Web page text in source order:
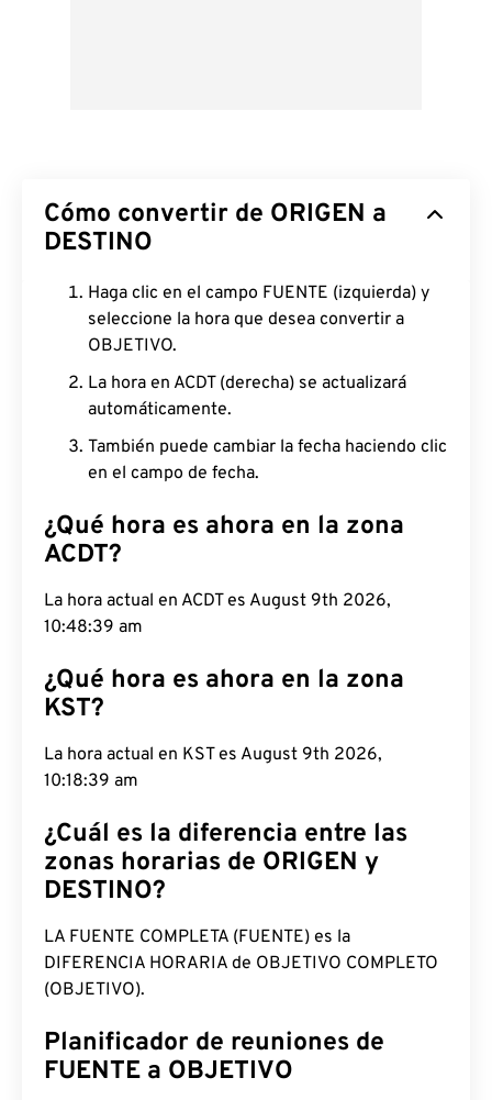
Cómo convertir de ORIGEN a
DESTINO
Haga clic en el campo FUENTE (izquierda) y
seleccione la hora que desea convertir a
OBJETIVO.
La hora en ACDT (derecha) se actualizará
automáticamente.
También puede cambiar la fecha haciendo clic
en el campo de fecha.
¿Qué hora es ahora en la zona
ACDT?
La hora actual en ACDT es August 9th 2026,
10:48:39 am
¿Qué hora es ahora en la zona
KST?
La hora actual en KST es August 9th 2026,
10:18:39 am
¿Cuál es la diferencia entre las
zonas horarias de ORIGEN y
DESTINO?
LA FUENTE COMPLETA (FUENTE) es la
DIFERENCIA HORARIA de OBJETIVO COMPLETO
(OBJETIVO).
Planificador de reuniones de
FUENTE a OBJETIVO